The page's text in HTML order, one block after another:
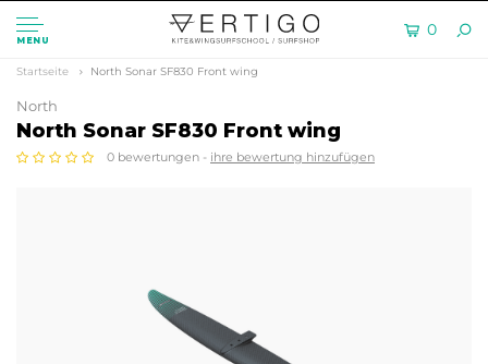
MENU
0
Startseite North Sonar SF830 Front wing
North
North Sonar SF830 Front wing
0 bewertungen - ihre bewertung hinzufügen